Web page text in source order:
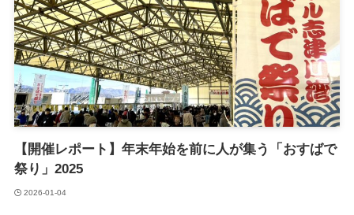
【開催レポート】年末年始を前に人が集う「おすばで
祭り」2025
2026-01-04